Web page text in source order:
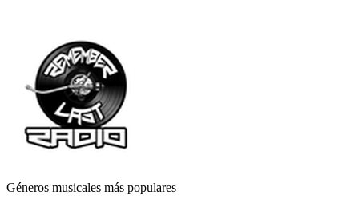
Géneros musicales más populares